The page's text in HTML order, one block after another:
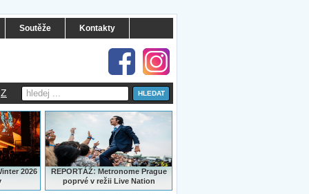
Soutěže Kontakty
Z
2026
REPORTÁŽ:Metronome Prague
poprvé v režii Live Nation